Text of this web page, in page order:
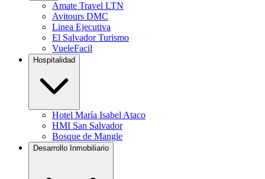
Amate Travel LTN
Avitours DMC
Linea Ejecutiva
El Salvador Turismo
VueleFacil
Hospitalidad
Hotel María Isabel Ataco
HMI San Salvador
Bosque de Mangle
Desarrollo Inmobiliario